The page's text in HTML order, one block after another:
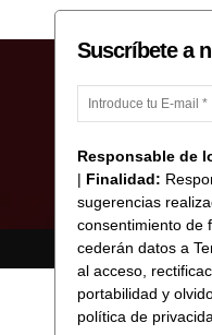
©
Suscríbete a
Responsable de
| Finalidad:
sugerencias
consentimiento de
cederán datos a
al acceso,
portabilidad y
política de